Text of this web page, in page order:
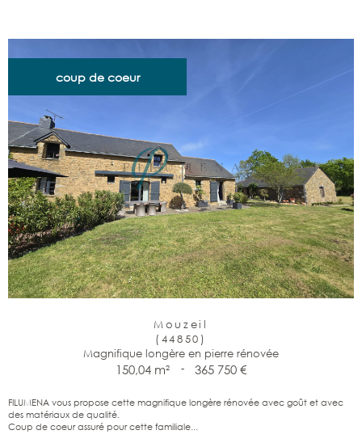
coup de coeur
Mouzeil
(44850)
Magnifique longère en pierre rénovée
150,04 m² - 365 750 €
FILUMENA vous propose cette magnifique longère rénovée avec goût et avec
des matériaux de qualité.
Coup de coeur assuré pour cette familiale...